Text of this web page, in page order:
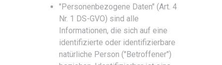
"Personenbezogene Daten" (Art. 4
Nr. 1 DS-GVO) sind alle
Informationen, die sich auf eine
identifizierte oder identifizierbare
natürliche Person ("Betroffener")